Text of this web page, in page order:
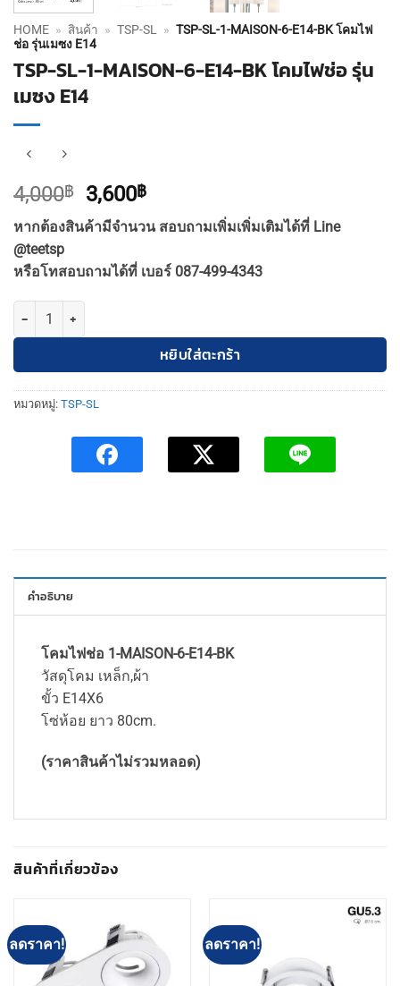
HOME » สินค้า » TSP-SL » TSP-SL-1-MAISON-6-E14-BK โคมไฟ
ช่อ รุ่นเมซง E14
TSP-SL-1-MAISON-6-E14-BK โคมไฟช่อ รุ่น
เมซง E14
4,000฿
Original
price
was:
4,000฿.
3,600฿Current
is:
3,600฿.
หากต้องสินค้ามีจำนวน สอบถามเพิ่มเพิ่มเติมได้ที่ Line
@teetsp
หรือโทสอบถามได้ที่ เบอร์ 087-499-4343
จำนวน TSP-SL-1-MAISON-6-E14-BK โคมไฟช่อ รุ่นเมซง E14 ชิ้น
หยิบใส่ตะกร้า
หมวดหมู่: TSP-SL
คำอธิบาย
โคมไฟช่อ 1-MAISON-6-E14-BK
วัสดุโคม เหล็ก,ผ้า
ขั้ว E14X6
โซ่ห้อย ยาว 80cm.
(ราคาสินค้าไม่รวมหลอด)
สินค้าที่เกี่ยวข้อง
ลดราคา! ลดราคา!